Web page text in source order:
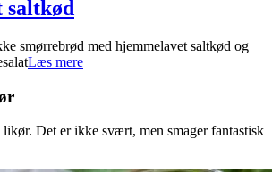
smørrebrød med hjemmelavet saltkød og
Læs mere
likør. Det er ikke svært, men smager fantastisk